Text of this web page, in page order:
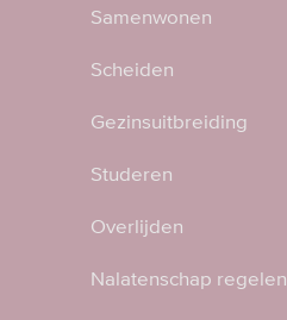
Samenwonen
Scheiden
Gezinsuitbreiding
Studeren
Overlijden
Nalatenschap regelen